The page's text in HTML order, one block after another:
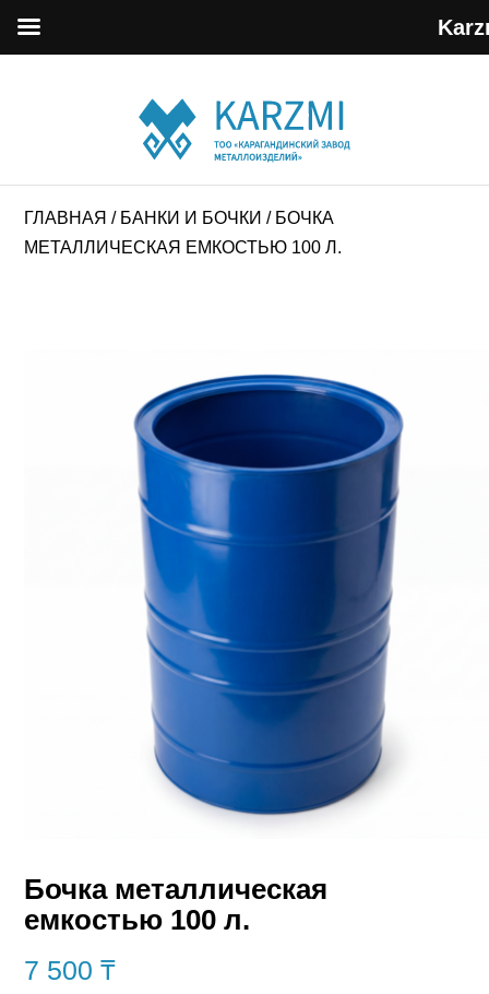
ГЛАВНАЯ / БАНКИ И БОЧКИ / БОЧКА
МЕТАЛЛИЧЕСКАЯ ЕМКОСТЬЮ 100 Л.
Бочка металлическая
емкостью 100 л.
7 500₸